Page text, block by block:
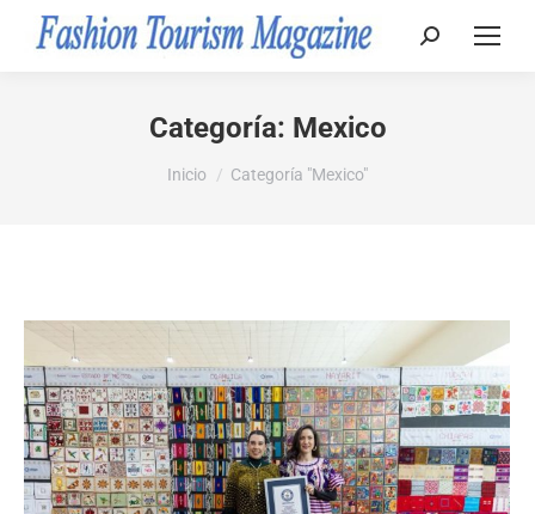
Buscar:
Categoría: Mexico
Estás aquí:
Inicio Categoría "Mexico"